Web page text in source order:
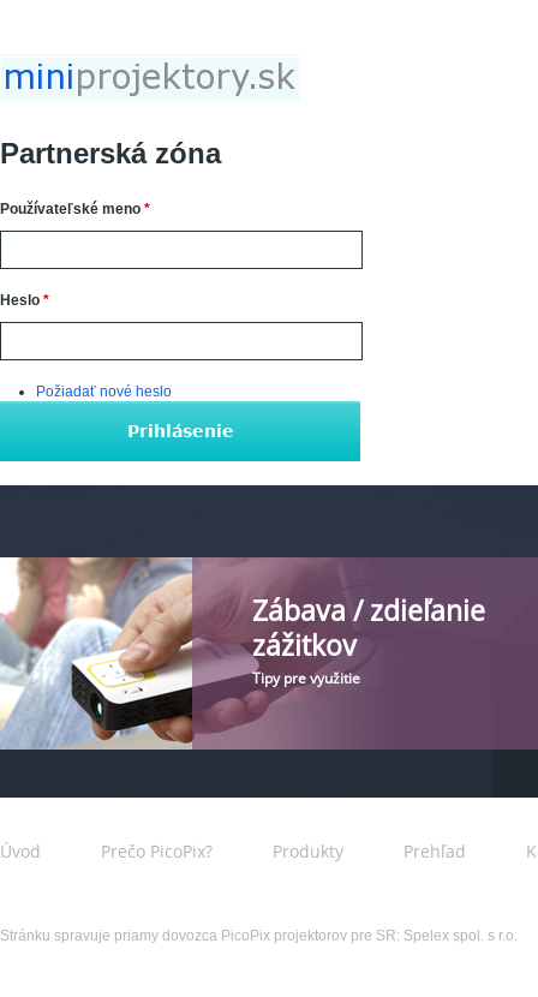
Partnerská zóna
Používateľské meno *
Heslo *
Požiadať nové heslo
Zábava / zdieľanie
zážitkov
Tipy pre využitie
Úvod Prečo PicoPix? Produkty Prehľad
Stránku spravuje priamy dovozca PicoPix projektorov pre SR: Spelex spol. s r.o.